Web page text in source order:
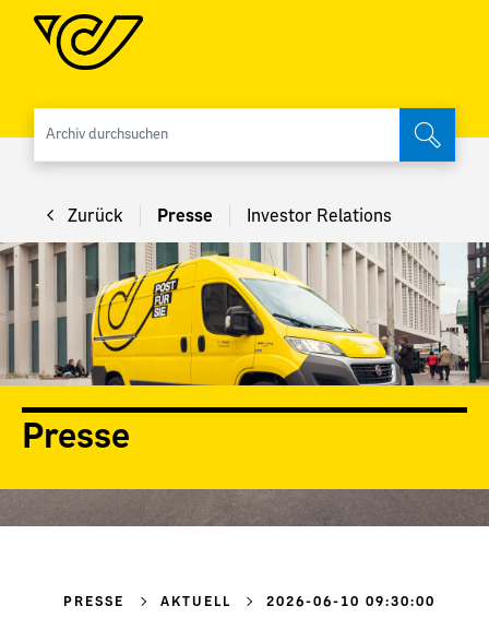
Archiv
Zurück Presse Investor Relations
Presse
PRESSE AKTUELL 2026-06-10 09:30:00